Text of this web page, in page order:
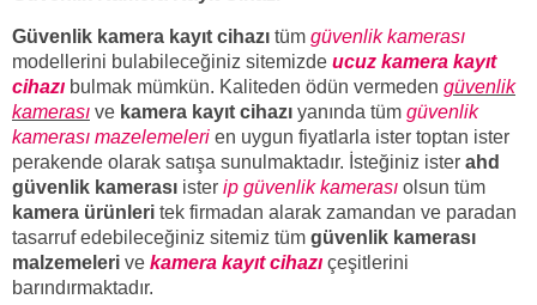
Güvenlik kamera kayıt cihazı tüm güvenlik kamerası
modellerini bulabileceğiniz sitemizde ucuz kamera kayıt
cihazı bulmak mümkün. Kaliteden ödün vermeden güvenlik
kamerası ve kamera kayıt cihazı yanında tüm güvenlik
kamerası mazelemeleri en uygun fiyatlarla ister toptan ister
perakende olarak satışa sunulmaktadır. İsteğiniz ister ahd
güvenlik kamerası ister ip güvenlik kamerası olsun tüm
kamera ürünleri tek firmadan alarak zamandan ve paradan
tasarruf edebileceğiniz sitemiz tüm güvenlik kamerası
malzemeleri ve kamera kayıt cihazı çeşitlerini
barındırmaktadır.